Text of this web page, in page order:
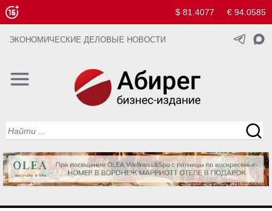
$ 81.4077 € 94.0585
ЭКОНОМИЧЕСКИЕ ДЕЛОВЫЕ НОВОСТИ